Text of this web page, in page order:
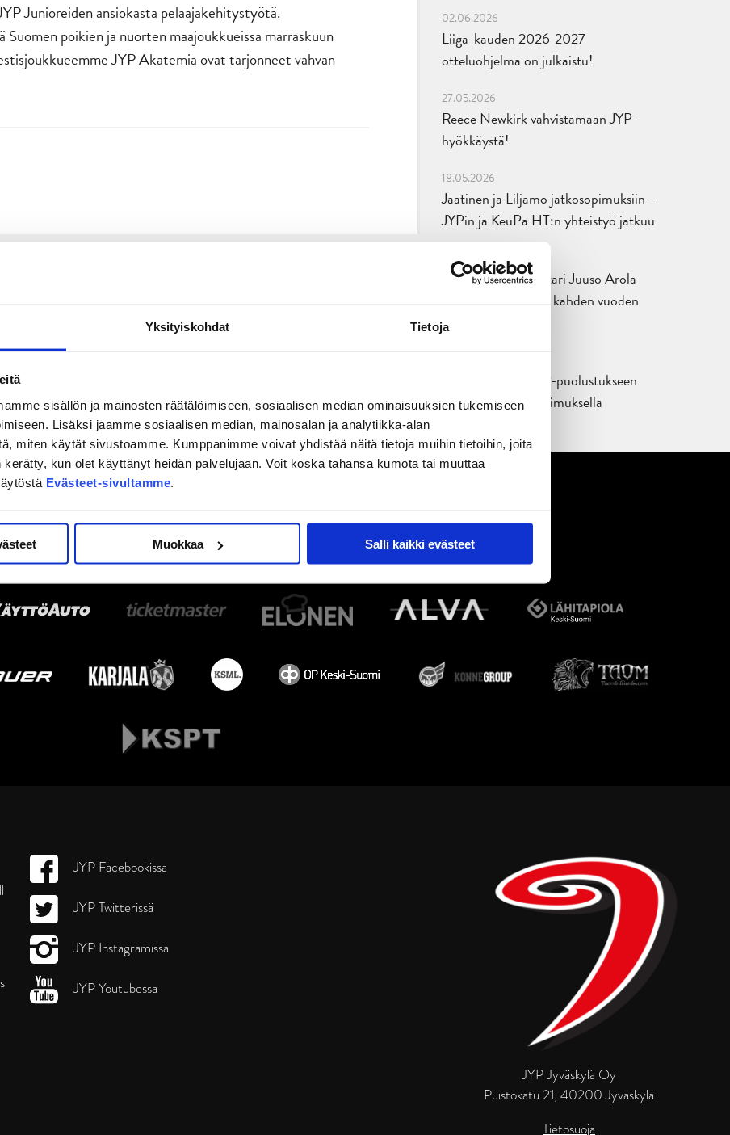
Yksityiskohdat Tietoja
sisällön ja mainosten räätälöimiseen, sosiaalisen median ominaisuuksien tukemiseen
Lisäksi jaamme sosiaalisen median, mainosalan ja analytiikka-alan
miten käytät sivustoamme. Kumppanimme voivat yhdistää näitä tietoja muihin tietoihin, joita
kerätty, kun olet käyttänyt heidän palvelujaan. Voit koska tahansa kumota tai muuttaa
Evästeet-sivultamme.
Muokkaa Salli kaikki evästeet
Junioreiden ansiokasta pelaajakehitystyötä.
poikien ja nuorten maajoukkueissa marraskuun
JYP Akatemia ovat tarjonneet vahvan
02.06.2026
Liiga-kauden 2026-2027
otteluohjelma on julkaistu!
27.05.2026
Reece Newkirk vahvistamaan JYP-
hyökkäystä!
18.05.2026
Jaatinen ja Liljamo jatkosopimuksiin –
JYPin ja KeuPa HT:n yhteistyö jatkuu
14.05.2026
Tuore Sveitsin mestari Juuso Arola
JYP-puolustukseen kahden vuoden
sopimuksella
Veeti Väisänen JYP-puolustukseen
kahden vuoden sopimuksella
JYP Jyväskylä Oy
Puistokatu 21, 40200 Jyväskylä
Tietosuoja
JYP Facebookissa
JYP Twitterissä
JYP Instagramissa
JYP Youtubessa